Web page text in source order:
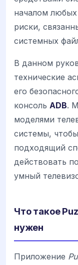
началом
риски,
системных
В данном
технические
его
консоль ADB.
моделями
системы,
подходящий
действовать
умный
Что такое
нужен
Приложение